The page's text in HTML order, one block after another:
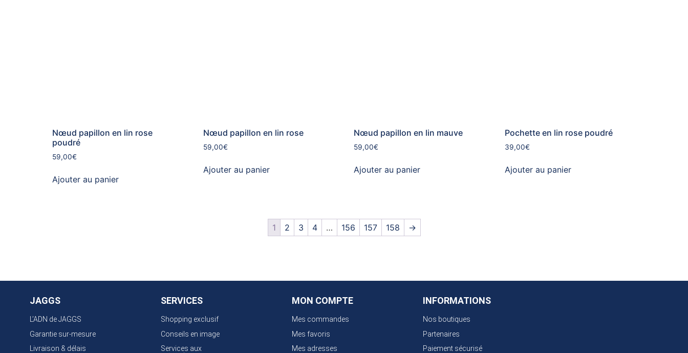
Nœud papillon en lin rose
poudré
59,00€
Ajouter au panier
Nœud papillon en lin rose
59,00€
Ajouter au panier
Nœud papillon en lin mauve
59,00€
Ajouter au panier
Pochette en lin rose poudré
39,00€
Ajouter au panier
1 2 3 4 … 156 157 158 →
JAGGS
L’ADN de JAGGS
Garantie sur-mesure
Livraison & délais
SERVICES
Shopping exclusif
Conseils en image
Services aux
MON COMPTE
Mes commandes
Mes favoris
Mes adresses
INFORMATIONS
Nos boutiques
Partenaires
Paiement sécurisé